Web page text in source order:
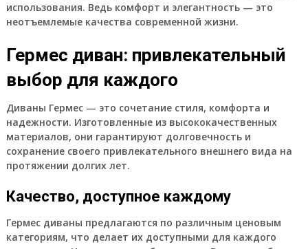
использования. Ведь комфорт и элегантность — это
неотъемлемые качества современной жизни.
Гермес диван: привлекательный
выбор для каждого
Диваны Гермес — это сочетание стиля, комфорта и
надежности. Изготовленные из высококачественных
материалов, они гарантируют долговечность и
сохранение своего привлекательного внешнего вида на
протяжении долгих лет.
Качество, доступное каждому
Гермес диваны предлагаются по различным ценовым
категориям, что делает их доступными для каждого